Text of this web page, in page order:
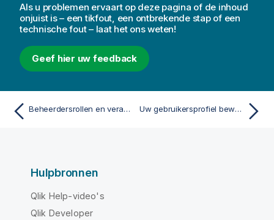
Als u problemen ervaart op deze pagina of de inhoud
onjuist is – een tikfout, een ontbrekende stap of een
technische fout – laat het ons weten!
Geef hier uw feedback
Beheerdersrollen en verantwoordelijkheden begrijpen Uw gebruikersprofiel bewerken
Hulpbronnen
Qlik Help-video's
Qlik Developer